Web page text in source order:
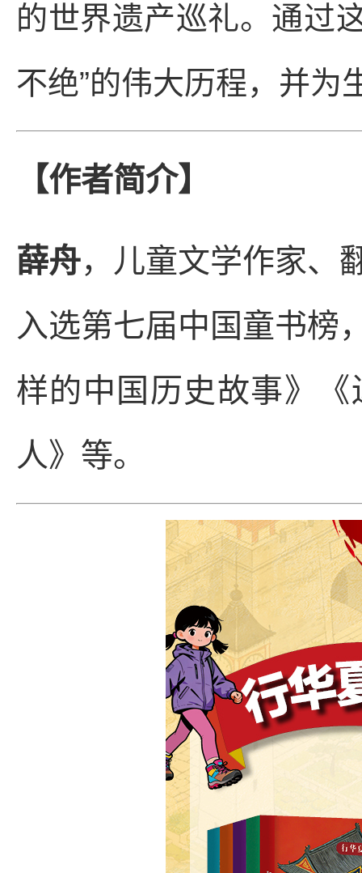
的世界遗产巡礼。通过
不绝”的伟大历程，并为
【作者简介】
薛舟，儿童文学作家、
入选第七届中国童书榜
样的中国历史故事》
人》等。